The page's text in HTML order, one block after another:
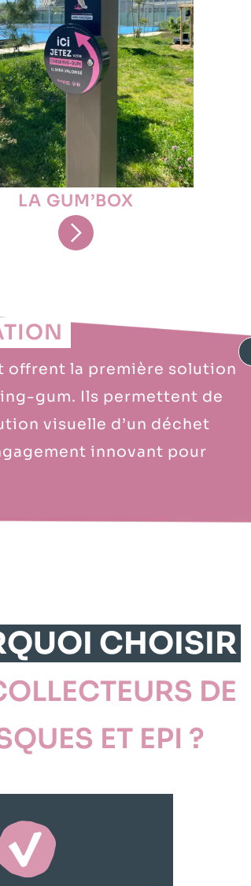
LA GUM’BOX
offrent la première solution
gum. Ils permettent de
visuelle d’un déchet
innovant pour
CHOISIR
DE
ET EPI ?